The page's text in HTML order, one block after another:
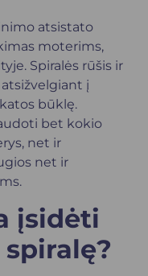
atsistato
moterims,
Spiralės rūšis ir
į
būklę.
bet kokio
net ir
net ir
įsidėti